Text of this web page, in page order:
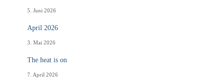
5. Juni 2026
April 2026
3. Mai 2026
The heat is on
7. April 2026